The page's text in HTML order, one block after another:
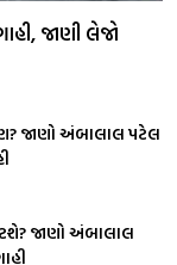
જાણી લેજો
જાણો અંબાલાલ પટેલ
જાણો અંબાલાલ